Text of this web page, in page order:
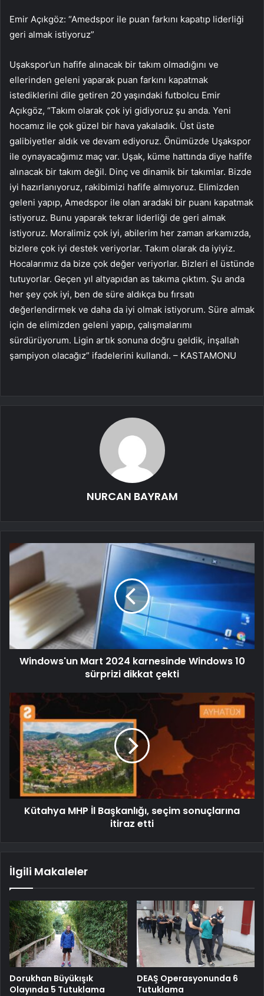
Emir Açıkgöz: “Amedspor ile puan farkını kapatıp liderliği
geri almak istiyoruz”
Uşakspor’un hafife alınacak bir takım olmadığını ve
ellerinden geleni yaparak puan farkını kapatmak
istediklerini dile getiren 20 yaşındaki futbolcu Emir
Açıkgöz, “Takım olarak çok iyi gidiyoruz şu anda. Yeni
hocamız ile çok güzel bir hava yakaladık. Üst üste
galibiyetler aldık ve devam ediyoruz. Önümüzde Uşakspor
ile oynayacağımız maç var. Uşak, küme hattında diye hafife
alınacak bir takım değil. Dinç ve dinamik bir takımlar. Bizde
iyi hazırlanıyoruz, rakibimizi hafife almıyoruz. Elimizden
geleni yapıp, Amedspor ile olan aradaki bir puanı kapatmak
istiyoruz. Bunu yaparak tekrar liderliği de geri almak
istiyoruz. Moralimiz çok iyi, abilerim her zaman arkamızda,
bizlere çok iyi destek veriyorlar. Takım olarak da iyiyiz.
Hocalarımız da bize çok değer veriyorlar. Bizleri el üstünde
tutuyorlar. Geçen yıl altyapıdan as takıma çıktım. Şu anda
her şey çok iyi, ben de süre aldıkça bu fırsatı
değerlendirmek ve daha da iyi olmak istiyorum. Süre almak
için de elimizden geleni yapıp, çalışmalarımı
sürdürüyorum. Ligin artık sonuna doğru geldik, inşallah
şampiyon olacağız” ifadelerini kullandı. – KASTAMONU
NURCAN BAYRAM
Windows'un Mart 2024 karnesinde Windows 10
sürprizi dikkat çekti
Kütahya MHP İl Başkanlığı, seçim sonuçlarına
itiraz etti
İlgili Makaleler
Dorukhan Büyükışık
Olayında 5 Tutuklama
DEAŞ Operasyonunda 6
Tutuklama